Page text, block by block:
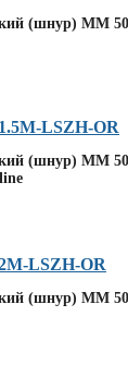
(шнур) MM
LSZH-OR
(шнур) MM
LSZH-OR
(шнур) MM